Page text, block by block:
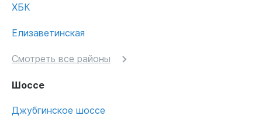
ХБК
Елизаветинская
Смотреть все районы
Шоссе
Джубгинское шоссе